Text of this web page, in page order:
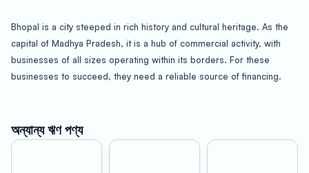
Bhopal is a city steeped in rich history and cultural heritage. As the
capital of Madhya Pradesh, it is a hub of commercial activity, with
businesses of all sizes operating within its borders. For these
businesses to succeed, they need a reliable source of financing.
Oxyzo Vendor Finance is a digital lending platform that provides
unsecured credit lines to both buyers and suppliers in Bhopal. Our
অন্যান্য ঋণ পণ্য